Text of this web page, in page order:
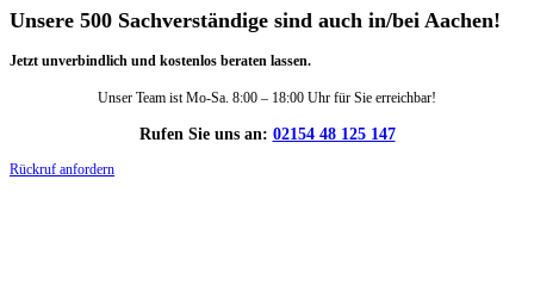
Unsere 500 Sachverständige sind auch in/bei Aachen!
Jetzt unverbindlich und kostenlos beraten lassen.
Unser Team ist Mo-Sa. 8:00 – 18:00 Uhr für Sie erreichbar!
Rufen Sie uns an: 02154 48 125 147
Rückruf anfordern